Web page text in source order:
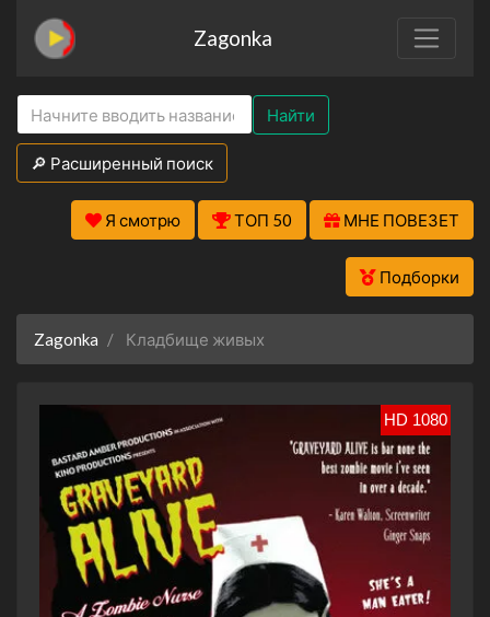
Zagonka
Найти
🔎 Расширенный поиск
Я смотрю ТОП 50 МНЕ ПОВЕЗЕТ
Подборки
Zagonka Кладбище живых
HD 1080